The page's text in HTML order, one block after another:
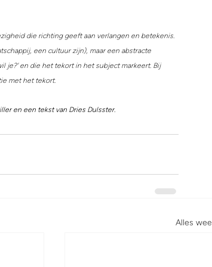
die richting geeft aan verlangen en betekenis.
een cultuur zijn), maar een abstracte
je?' en die het tekort in het subject markeert. Bij
met het tekort.
en een tekst van Dries Dulsster.
Alles